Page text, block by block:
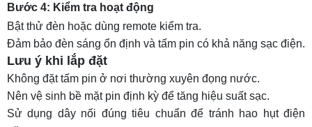
Bước 4: Kiểm tra hoạt động
Bật thử đèn hoặc dùng remote kiểm tra.
Đảm bảo đèn sáng ổn định và tấm pin có khả năng sạc điện.
Lưu ý khi lắp đặt
Không đặt tấm pin ở nơi thường xuyên đọng nước.
Nên vệ sinh bề mặt pin định kỳ để tăng hiệu suất sạc.
Sử dụng dây nối đúng tiêu chuẩn để tránh hao hụt điện